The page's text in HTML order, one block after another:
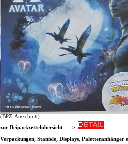
(BPZ-Ausschnitt)
zur Beipackzettelübersicht ---->
Verpackungen, Staniole, Displays, Palettenanhänger